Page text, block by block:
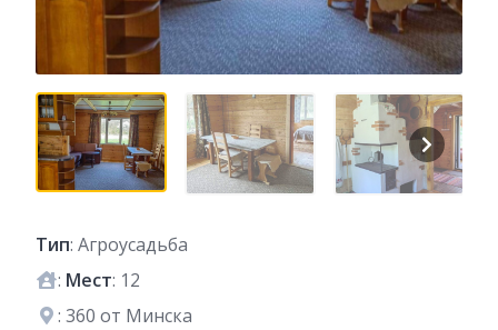
Тип: Агроусадьба
: Мест: 12
: 360 от Минска